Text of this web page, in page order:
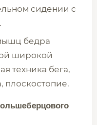
сидении с
бедра
широкой
техника бега,
плоскостопие.